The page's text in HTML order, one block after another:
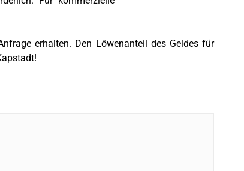
erhalten. Den Löwenanteil des Geldes für